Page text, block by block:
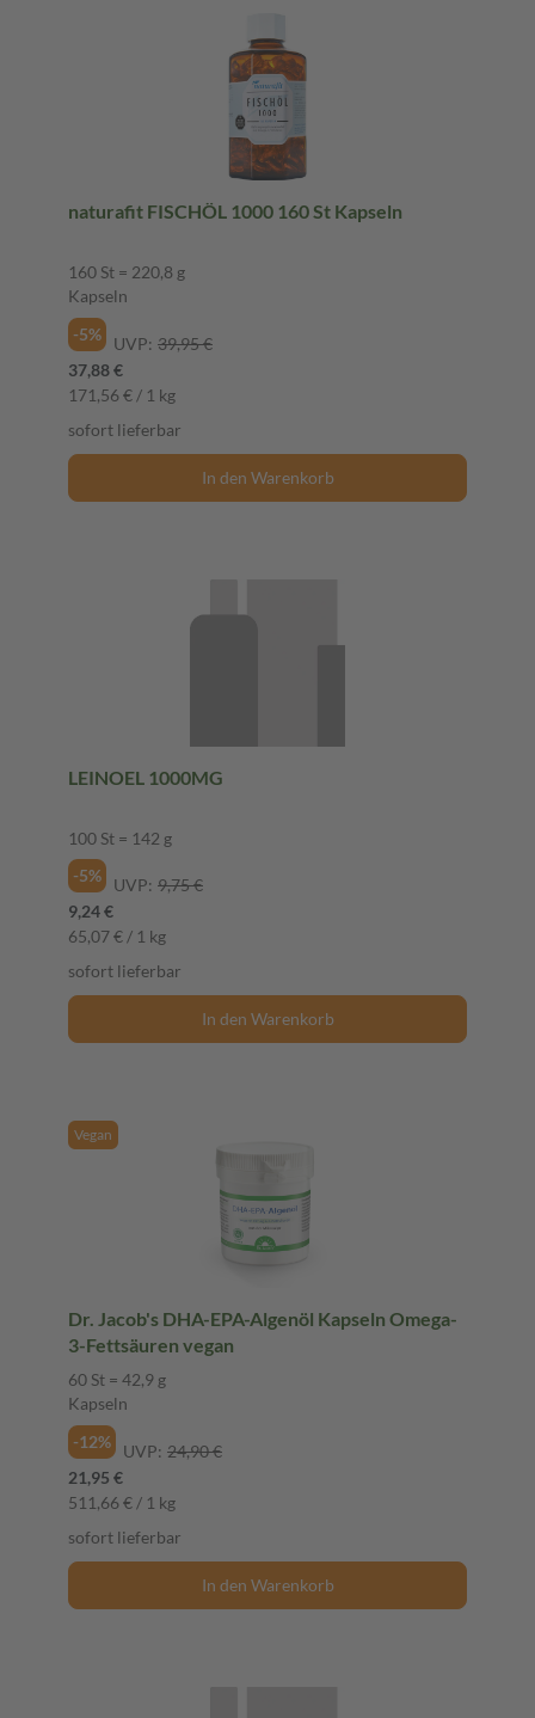
naturafit FISCHÖL 1000 160 St Kapseln
160 St = 220,8 g
Kapseln
-5%
UVP: 39,95 €
37,88 €
171,56 € / 1 kg
sofort lieferbar
In den Warenkorb
LEINOEL 1000MG
100 St = 142 g
-5%
UVP: 9,75 €
9,24 €
65,07 € / 1 kg
sofort lieferbar
In den Warenkorb
Vegan
Dr. Jacob's DHA-EPA-Algenöl Kapseln Omega-
3-Fettsäuren vegan
60 St = 42,9 g
Kapseln
-12%
UVP: 24,90 €
21,95 €
511,66 € / 1 kg
sofort lieferbar
In den Warenkorb